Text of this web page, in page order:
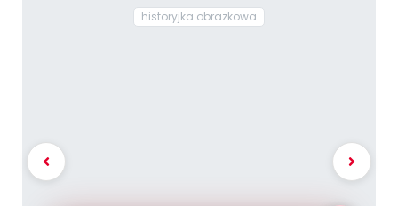
historyjka obrazkowa